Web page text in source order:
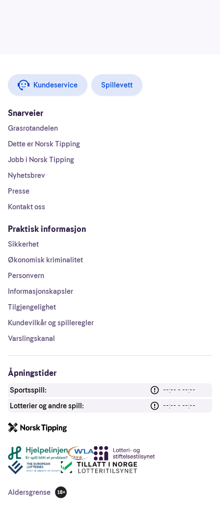
Kundeservice Spillevett
Snarveier
Grasrotandelen
Dette er Norsk Tipping
Jobb i Norsk Tipping
Nyhetsbrev
Presse
Kontakt oss
Praktisk informasjon
Sikkerhet
Økonomisk kriminalitet
Personvern
Informasjonskapsler
Tilgjengelighet
Kundevilkår og spilleregler
Varslingskanal
Åpningstider
Sportsspill:
--:-- - --:--
Lotterier og andre spill:
--:-- - --:--
Andre lenker
Aldersgrense
18 år